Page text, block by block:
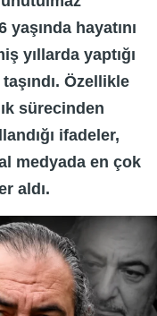
hayatını
yıllarda yaptığı
Özellikle
sürecinden
ifadeler,
medyada en çok
aldı.